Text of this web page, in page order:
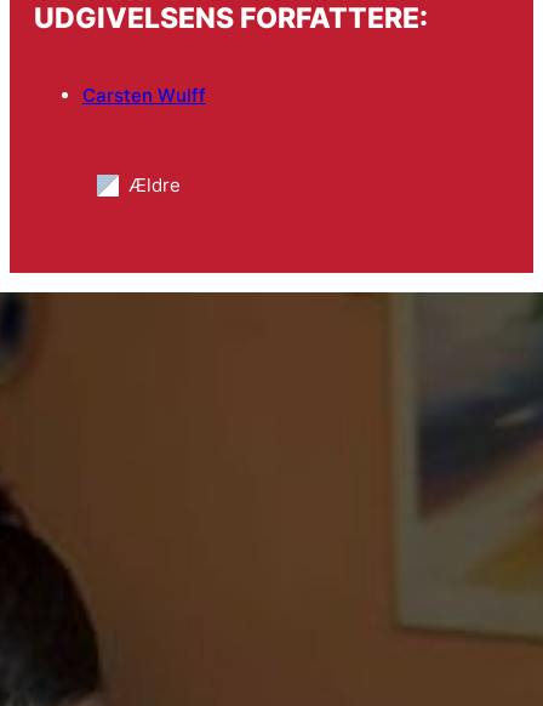
UDGIVELSENS FORFATTERE:
Carsten Wulff
Ældre